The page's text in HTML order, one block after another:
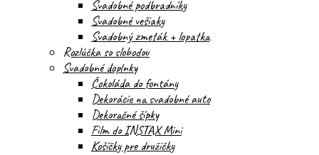
Svadobné podbradníky
Svadobné vešiaky
Svadobný zmeták + lopatka
Rozlúčka so slobodou
Svadobné doplnky
Čokoláda do fontány
Dekorácie na svadobné auto
Dekoračné šípky
Film do INSTAX Mini
Košíčky pre družičky